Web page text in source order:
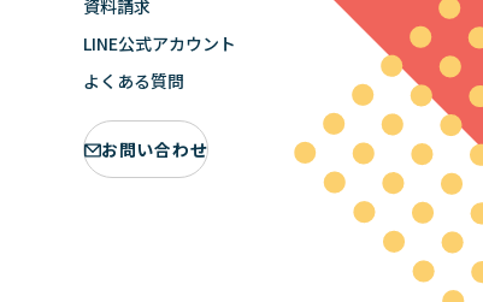
資料請求
LINE公式アカウント
よくある質問
お問い合わせ